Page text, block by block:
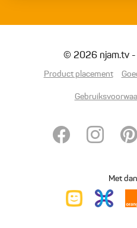
© 2026 njam.tv -
Product placement
Met